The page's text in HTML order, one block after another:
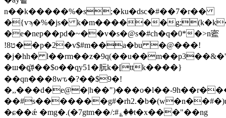
n��k�����%�s;�ku�dsc�#��7�r��
�{vϡ�%�js� k�m������
�e�nep��pd�~��v�s�@s�#ch�q�0*�>n䀄
!ט8��p�2�v$#m��a�bu �@���!
�j�hh�
�ш�q҉#��$o��qy51�朊k�[ttk����}
��qn���8wԏ�?��$9�!
�,,���d�e@�|h��")���o�l��-
�ɕ��ǽ �mg�.(�7gtm��/:#؏��t�x���"��ng